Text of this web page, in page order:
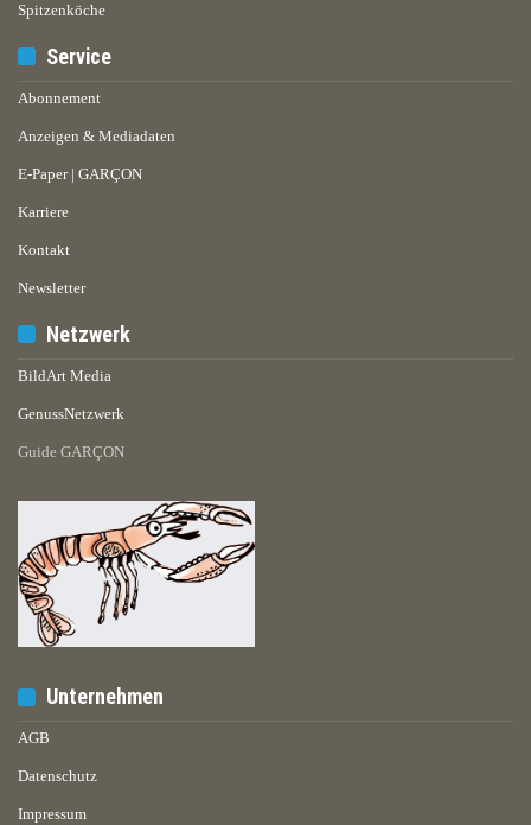
Spitzenköche
Service
Abonnement
Anzeigen & Mediadaten
E-Paper | GARÇON
Karriere
Kontakt
Newsletter
Netzwerk
BildArt Media
GenussNetzwerk
Guide GARÇON
Unternehmen
AGB
Datenschutz
Impressum